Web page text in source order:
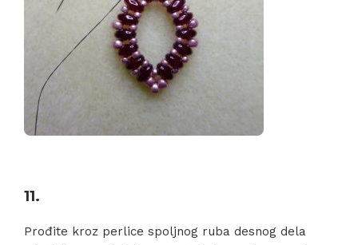
11.
Prođite kroz perlice spoljnog ruba desnog dela